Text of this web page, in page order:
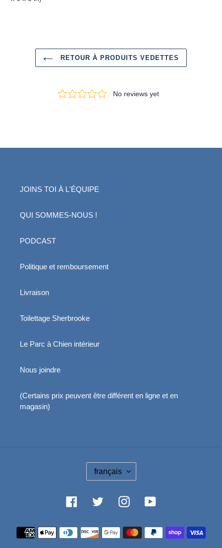
RETOUR À PRODUITS VEDETTES
JOINS TOI À L'ÉQUIPE
QUI SOMMES-NOUS !
PODCAST
Politique et remboursement
Livraison
Toilettage Sherbrooke
Le Parc à Chien intérieur
Nous joindre
(Certains prix peuvent être différent en ligne et en
magasin)
L
G
U
français
Facebook Twitter InstagramYouTube
Moyens
de